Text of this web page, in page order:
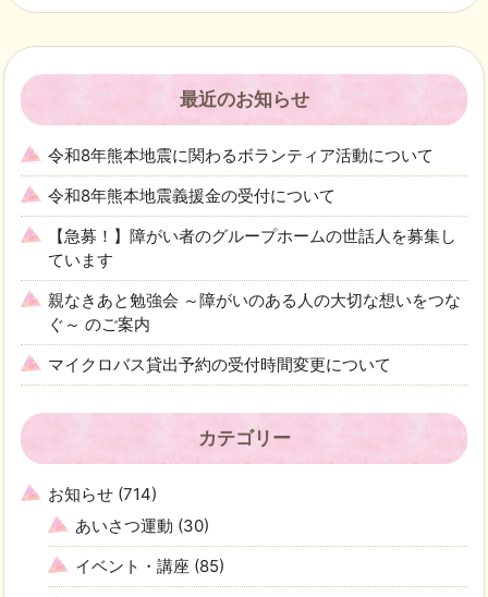
最近のお知らせ
令和8年熊本地震に関わるボランティア活動について
令和8年熊本地震義援金の受付について
【急募！】障がい者のグループホームの世話人を募集し
ています
親なきあと勉強会 ～障がいのある人の大切な想いをつな
ぐ～ のご案内
マイクロバス貸出予約の受付時間変更について
カテゴリー
お知らせ (714)
あいさつ運動 (30)
イベント・講座 (85)